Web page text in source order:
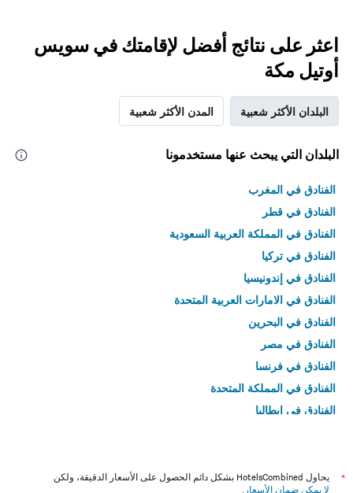
اعثر على نتائج أفضل لإقامتك في سويس
أوتيل مكة
البلدان الأكثر شعبية المدن الأكثر شعبية
البلدان التي يبحث عنها مستخدمونا
الفنادق في المغرب
الفنادق في قطر
الفنادق في المملكة العربية السعودية
الفنادق في تركيا
الفنادق في إندونيسيا
الفنادق في الامارات العربية المتحدة
الفنادق في البحرين
الفنادق في مصر
الفنادق في فرنسا
الفنادق في المملكة المتحدة
الفنادق في إيطاليا
*
يحاول HotelsCombined بشكل دائم الحصول على الأسعار الدقيقة، ولكن
لا يمكن ضمان الأسعار .